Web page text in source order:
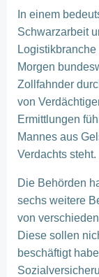
In einem
Schwarzarbeit
Morgen
Zollfahnder
von
Ermittlungen
Mannes aus
Verdachts steht.
Die Behörden
sechs weitere
von
Diese sollen
beschäftigt